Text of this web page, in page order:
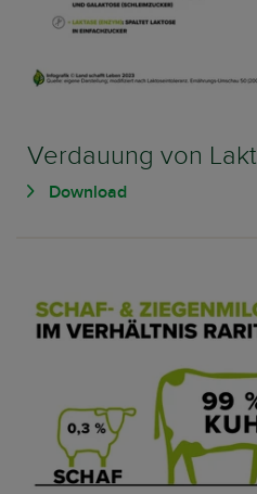
Verdauung von
Download